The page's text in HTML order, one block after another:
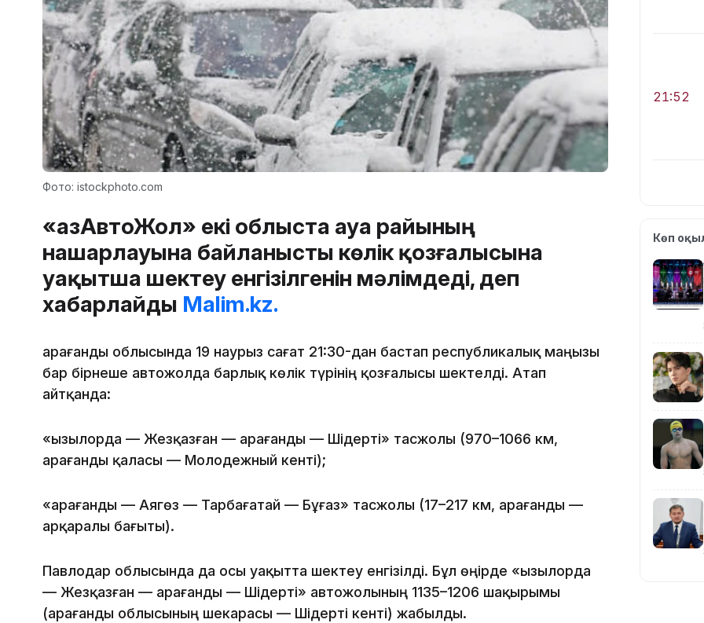
Фото: istockphoto.com
«ҚазАвтоЖол» екі облыста ауа райының
нашарлауына байланысты көлік қозғалысына
уақытша шектеу енгізілгенін мәлімдеді, деп
хабарлайды Malim.kz.
Қарағанды облысында 19 наурыз сағат 21:30-дан бастап республикалық маңызы
бар бірнеше автожолда барлық көлік түрінің қозғалысы шектелді. Атап
айтқанда:
«Қызылорда — Жезқазған — Қарағанды — Шідерті» тасжолы (970–1066 км,
Қарағанды қаласы — Молодежный кенті);
«Қарағанды — Аягөз — Тарбағатай — Бұғаз» тасжолы (17–217 км, Қарағанды —
Қарқаралы бағыты).
Павлодар облысында да осы уақытта шектеу енгізілді. Бұл өңірде «Қызылорда
— Жезқазған — Қарағанды — Шідерті» автожолының 1135–1206 шақырымы
(Қарағанды облысының шекарасы — Шідерті кенті) жабылды.
21:52
21:30
20:16
19:21
Көп